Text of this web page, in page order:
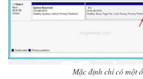
Mặc định chỉ có một